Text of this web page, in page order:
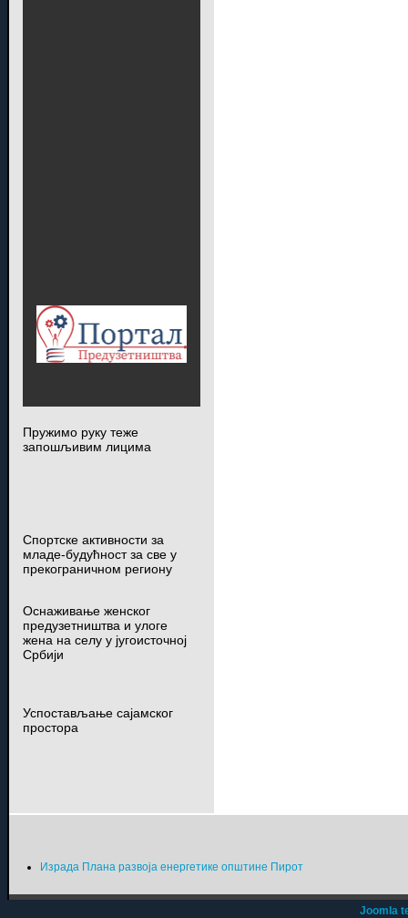
Пружимо руку теже
запошљивим лицима
Спортске активности за
младе-будућност за све у
прекограничном региону
Оснаживање женског
предузетништва и улоге
жена на селу у југоисточној
Србији
Успостављање сајамског
простора
Израда Плана развоја енергетике општине Пирот
Joomla